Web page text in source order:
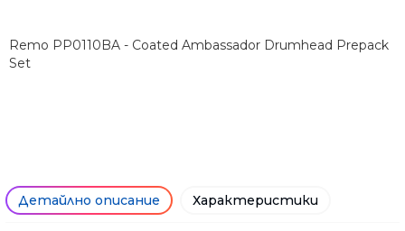
Remo PP0110BA - Coated Ambassador Drumhead Prepack
Set
Детайлно описание Характеристики